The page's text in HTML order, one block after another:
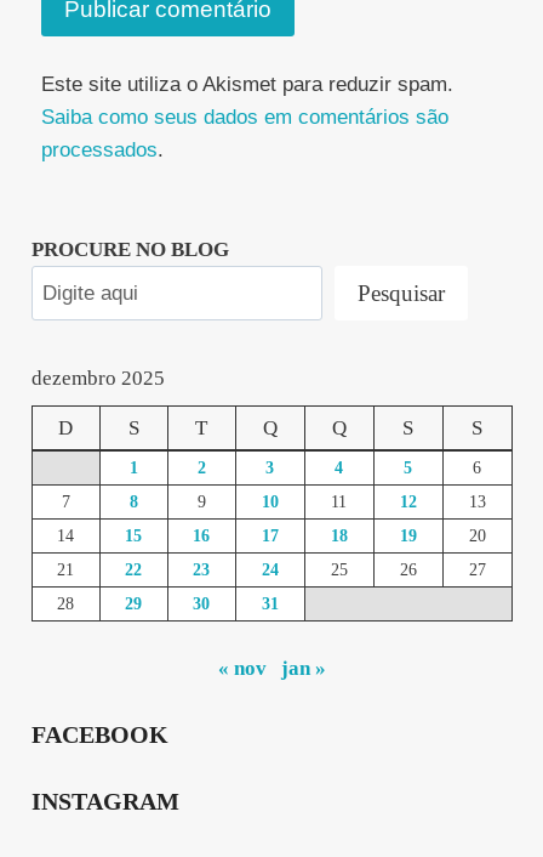
Este site utiliza o Akismet para reduzir spam.
Saiba como seus dados em comentários são
processados.
PROCURE NO BLOG
Pesquisar
dezembro 2025
D S T Q Q S S
1 2 3 4 5
6
7
8 9 10 11 12
13
14
15 16 17 18 19
20
21
22 23 24 25 26
27
28
29 30 31
« nov jan »
FACEBOOK
INSTAGRAM